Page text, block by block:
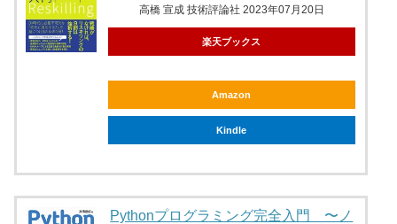
高橋 宣成 技術評論社 2023年07月20日
楽天ブックス
Amazon
Kindle
Pythonプログラミング完全入門 〜ノ